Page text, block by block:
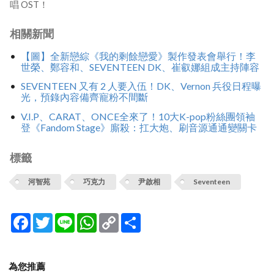
唱 OST！
相關新聞
【圖】全新戀綜《我的剩餘戀愛》製作發表會舉行！李
世榮、鄭容和、SEVENTEEN DK、崔叡娜組成主持陣容
SEVENTEEN 又有 2 人要入伍！DK、Vernon 兵役日程曝
光，預錄內容備齊寵粉不間斷
V.I.P、CARAT、ONCE全來了！10大K-pop粉絲團領袖
登《Fandom Stage》廝殺：扛大炮、刷音源通通變關卡
標籤
河智苑 巧克力 尹啟相 Seventeen
Facebook
TwitterLine WhatsApp
Copy
Link
為您推薦